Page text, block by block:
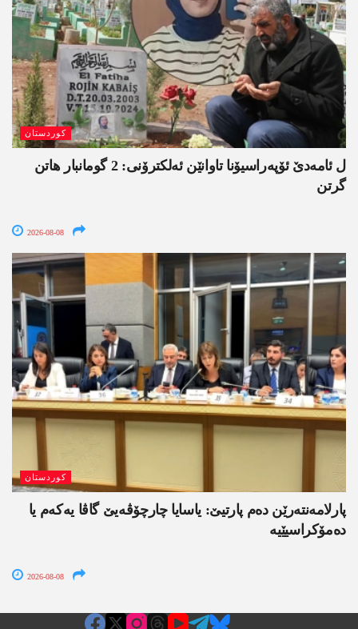
کوردستان
ل ئامەدێ ئۆپەراسیۆنا تاوانێن ئەلکترۆنی: 2 گومانبار ھاتن
گرتن
2026-08-08
کوردستان
پارلامەنتەرێن دەم پارتیێ: یاسایا چارچۆڤەیێ گاڤا یەکەم یا
دەمۆکراسیێیە
2026-08-08